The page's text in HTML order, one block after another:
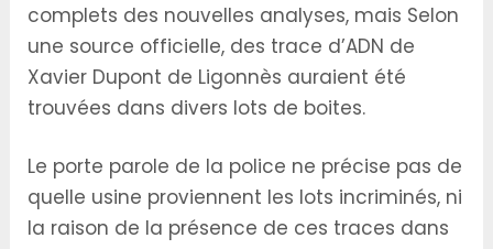
complets des nouvelles analyses, mais Selon
une source officielle, des trace d’ADN de
Xavier Dupont de Ligonnès auraient été
trouvées dans divers lots de boites.
Le porte parole de la police ne précise pas de
quelle usine proviennent les lots incriminés, ni
la raison de la présence de ces traces dans